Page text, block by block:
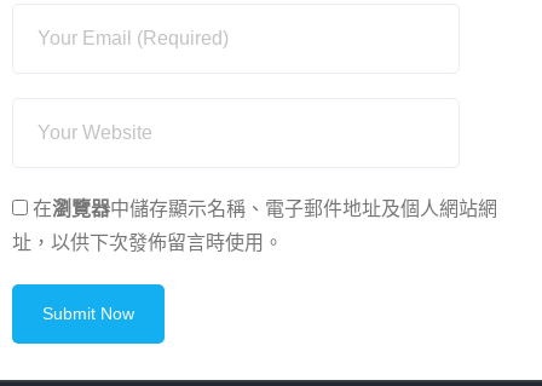
在瀏覽器中儲存顯示名稱、電子郵件地址及個人網站網
址，以供下次發佈留言時使用。